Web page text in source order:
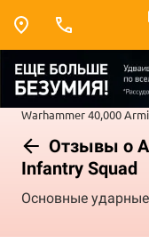
Warhammer 40,000
Отзывы о
Infantry Squad
Основные